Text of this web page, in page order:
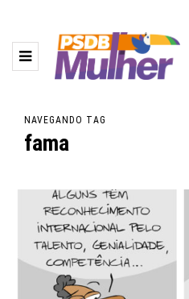
NAVEGANDO TAG
fama